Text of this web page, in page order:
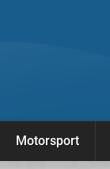
Motorsport